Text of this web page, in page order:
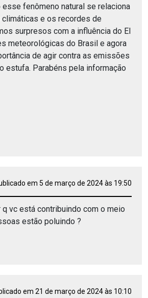
fenômeno natural se relaciona
climáticas e os recordes de
surpresos com a influência do El
meteorológicas do Brasil e agora
de agir contra as emissões
estufa. Parabéns pela informação
em 5 de março de 2024 às 19:50
q vc está contribuindo com o meio
estão poluindo ?
em 21 de março de 2024 às 10:10